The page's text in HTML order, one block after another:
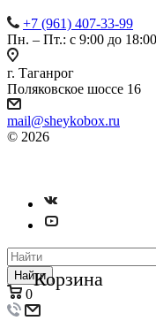
+7 (961) 407-33-99
Пн. – Пт.: с 9:00 до 18:00
г. Таганрог
Поляковское шоссе 16
mail@sheykobox.ru
© 2026
Найти
0
Корзина